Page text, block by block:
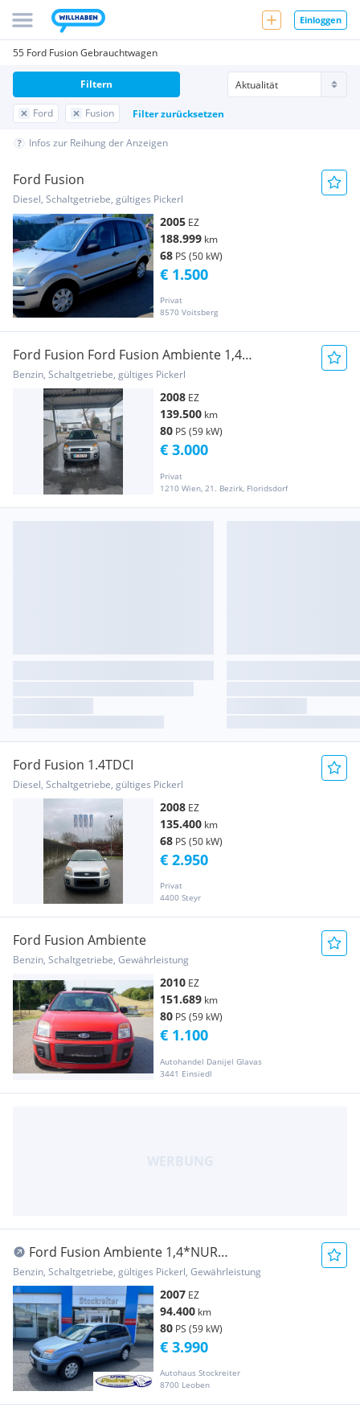
Einloggen
55 Ford Fusion Gebrauchtwagen
Ford Fusion Filter zurücksetzen
Filtern
Infos zur Reihung der Anzeigen
Ford Fusion
Diesel, Schaltgetriebe, gültiges Pickerl
2005 EZ
188.999 km
68 PS (50 kW)
Privat
8570 Voitsberg
€ 1.500
Ford Fusion Ford Fusion Ambiente 1,4
Klein-/Kompaktwagen
Benzin, Schaltgetriebe, gültiges Pickerl
2008 EZ
139.500 km
80 PS (59 kW)
Privat
1210 Wien, 21. Bezirk, Floridsdorf
€ 3.000
Ford Fusion 1.4TDCI
Diesel, Schaltgetriebe, gültiges Pickerl
2008 EZ
135.400 km
68 PS (50 kW)
Privat
4400 Steyr
€ 2.950
Ford Fusion Ambiente
Benzin, Schaltgetriebe, Gewährleistung
2010 EZ
151.689 km
80 PS (59 kW)
Autohandel Danijel Glavas
3441 Einsiedl
€ 1.100
Ford Fusion Ambiente 1,4*NUR
94.000KM*Klima*Pickerl ...
Benzin, Schaltgetriebe, gültiges Pickerl, Gewährleistung
2007 EZ
94.400 km
80 PS (59 kW)
Autohaus Stockreiter
8700 Leoben
€ 3.990